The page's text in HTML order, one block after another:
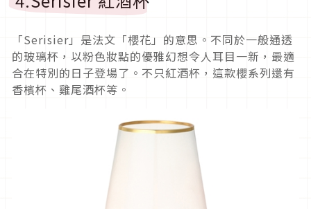
「Serisier」是法文「櫻花」的意思。不同於一般通透
的玻璃杯，以粉色妝點的優雅幻想令人耳目一新，最適
合在特別的日子登場了。不只紅酒杯，這款櫻系列還有
香檳杯、雞尾酒杯等。